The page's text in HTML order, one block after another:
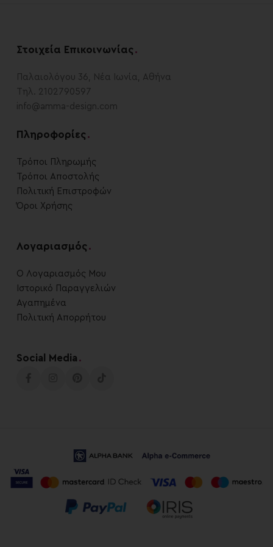
Στοιχεία Επικοινωνίας .
Παλαιολόγου 36, Νέα Ιωνία, Αθήνα
Τηλ. 2102790597
info@amma-design.com
Πληροφορίες .
Τρόποι Πληρωμής
Τρόποι Αποστολής
Πολιτική Επιστροφών
Όροι Χρήσης
Λογαριασμός .
Ο Λογαριασμός Μου
Ιστορικό Παραγγελιών
Αγαπημένα
Πολιτική Απορρήτου
Social Media .